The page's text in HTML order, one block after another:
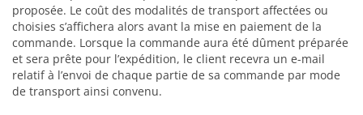
proposée. Le coût des modalités de transport affectées ou
choisies s’affichera alors avant la mise en paiement de la
commande. Lorsque la commande aura été dûment préparée
et sera prête pour l’expédition, le client recevra un e-mail
relatif à l’envoi de chaque partie de sa commande par mode
de transport ainsi convenu.